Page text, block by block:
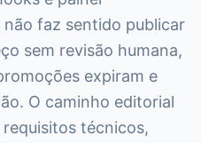
faz sentido publicar
sem revisão humana,
expiram e
O caminho editorial
técnicos,